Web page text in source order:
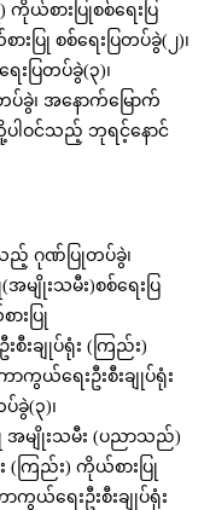
ကိုယ်စားပြုစစ်ရေးပြ
းပြု စစ်ရေးပြတပ်ခွဲ(၂)၊
းပြတပ်ခွဲ(၃)၊
ပ်ခွဲ၊ အနောက်မြောက်
ပါဝင်သည့် ဘုရင့်နောင်
သည့် ဂုဏ်ပြုတပ်ခွဲ၊
မျိုးသမီး)စစ်ရေးပြ
းပြု
စီးချုပ်ရုံး (ကြည်း)
ာကွယ်ရေးဦးစီးချုပ်ရုံး
ခွဲ(၃)၊
အမျိုးသမီး (ပညာသည်)
(ကြည်း) ကိုယ်စားပြု
ကွယ်ရေးဦးစီးချုပ်ရုံး